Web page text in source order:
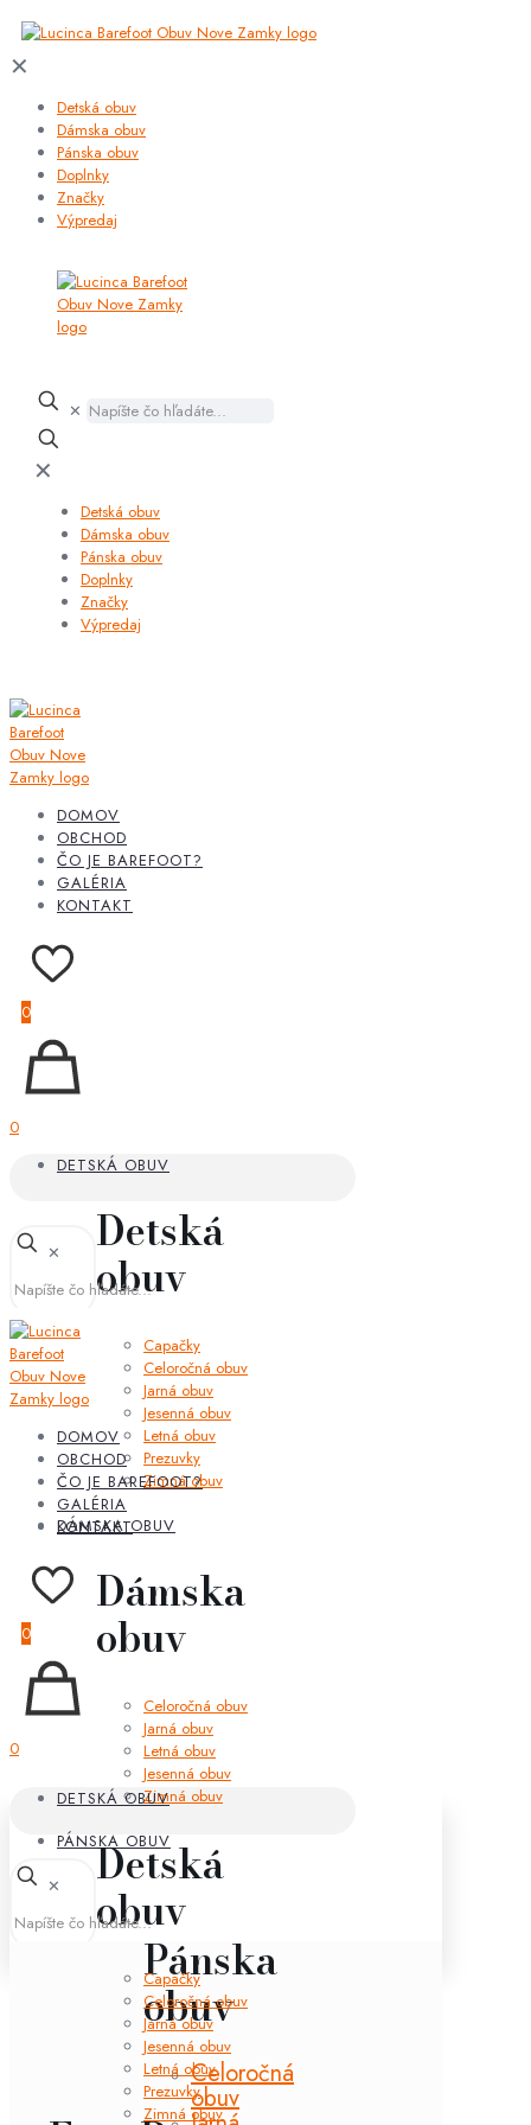
✕
Detská obuv
Dámska obuv
Pánska obuv
Doplnky
Značky
Výpredaj
✕
✕
Detská obuv
Dámska obuv
Pánska obuv
Doplnky
Značky
Výpredaj
DOMOV
OBCHOD
ČO JE BAREFOOT?
GALÉRIA
KONTAKT
0
0
DETSKÁ OBUV
Detská
obuv
Capačky
Celoročná obuv
Jarná obuv
Jesenná obuv
Letná obuv
Prezuvky
Zimná obuv
DÁMSKA OBUV
Dámska
obuv
Celoročná obuv
Jarná obuv
Letná obuv
Jesenná obuv
Zimná obuv
PÁNSKA OBUV
Pánska
obuv
Celoročná
obuv
✕
DOMOV
OBCHOD
ČO JE BAREFOOT?
GALÉRIA
KONTAKT
0
0
DETSKÁ OBUV
Detská
obuv
Capačky
Celoročná obuv
Jarná obuv
Jesenná obuv
Letná obuv
Prezuvky
Zimná obuv
✕